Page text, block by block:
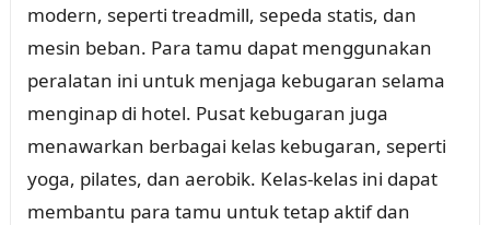
modern, seperti treadmill, sepeda statis, dan
mesin beban. Para tamu dapat menggunakan
peralatan ini untuk menjaga kebugaran selama
menginap di hotel. Pusat kebugaran juga
menawarkan berbagai kelas kebugaran, seperti
yoga, pilates, dan aerobik. Kelas-kelas ini dapat
membantu para tamu untuk tetap aktif dan